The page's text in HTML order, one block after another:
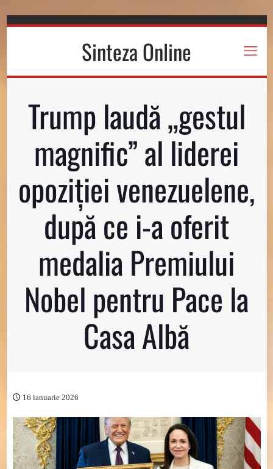
Sinteza Online
Trump laudă „gestul
magnific” al liderei
opoziției venezuelene,
după ce i-a oferit
medalia Premiului
Nobel pentru Pace la
Casa Albă
16 ianuarie 2026